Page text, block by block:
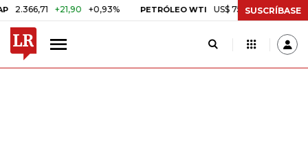
+21,90 +0,93% PETRÓLEO WTI US$ 75,09 -US$ 0,24 -0,32%
SUSCRÍBASE